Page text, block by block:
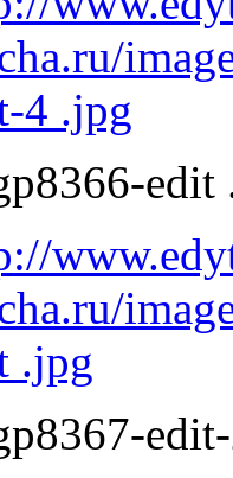
4 .jpg
edit
.jpg